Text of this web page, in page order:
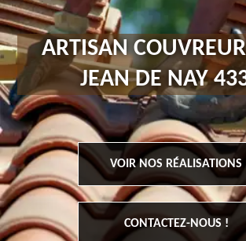
ARTISAN
JEAN DE NAY
VOIR NOS RÉALISATIONS
CONTACTEZ-NOUS !